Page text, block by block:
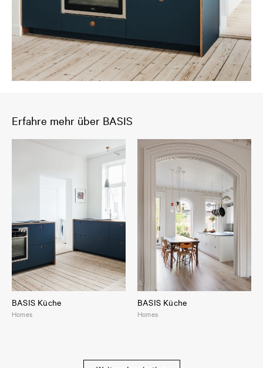
Erfahre mehr über BASIS
BASIS Küche
Homes
BASIS Küche
Homes